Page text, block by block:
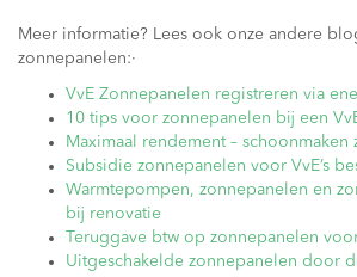
Meer informatie? Lees ook onze andere
zonnepanelen:·
VvE Zonnepanelen registreren via
10 tips voor zonnepanelen bij een
Maximaal rendement – schoonmaken
Subsidie zonnepanelen voor VvE’s
Warmtepompen, zonnepanelen en
bij renovatie
Teruggave btw op zonnepanelen voor
Uitgeschakelde zonnepanelen door